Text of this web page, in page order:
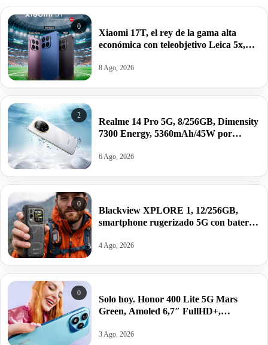
0
Xiaomi 17T, el rey de la gama alta
económica con teleobjetivo Leica 5x,
Dimensity 8500-Ultra por 649,99€.
8 Ago, 2026
2
Realme 14 Pro 5G, 8/256GB, Dimensity
7300 Energy, 5360mAh/45W por
6 Ago, 2026
0
Blackview XPLORE 1, 12/256GB,
smartphone rugerizado 5G con batería
216,95€.
4 Ago, 2026
0
Solo hoy. Honor 400 Lite 5G Mars
Green, Amoled 6,7″ FullHD+,
por 168,20€.
3 Ago, 2026